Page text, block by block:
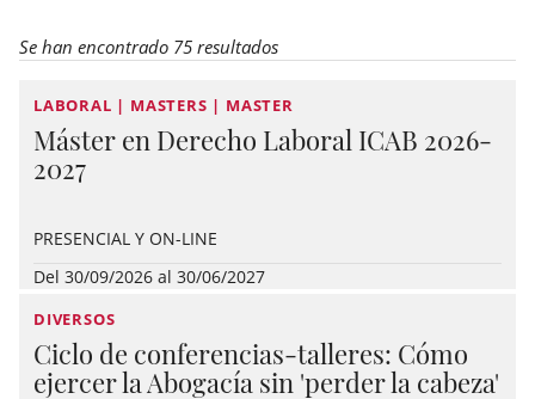
Se han encontrado 75 resultados
LABORAL | MASTERS | MASTER
Máster en Derecho Laboral ICAB 2026-
2027
PRESENCIAL Y ON-LINE
Del 30/09/2026 al 30/06/2027
DIVERSOS
Ciclo de conferencias-talleres: Cómo
ejercer la Abogacía sin 'perder la cabeza'